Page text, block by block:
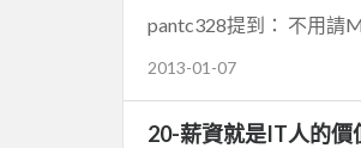
pantc328提到： 不用請
2013-01-07
20-薪資就是IT人的價